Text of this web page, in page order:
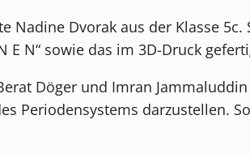
Nadine Dvorak aus der Klasse
E N“ sowie das im 3D-Druck
Döger und Imran
Periodensystems darzustellen.